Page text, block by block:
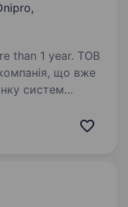
1 year. ТОВ
що вже
систем